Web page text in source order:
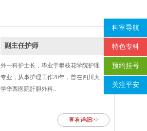
副主任护师
外一科护士长，毕业于攀枝花学院护理
专业，从事护理工作20年，曾在四川大
学华西医院肝胆外科..
查看详细>>
科室导航
特色专科
预约挂号
关注平安